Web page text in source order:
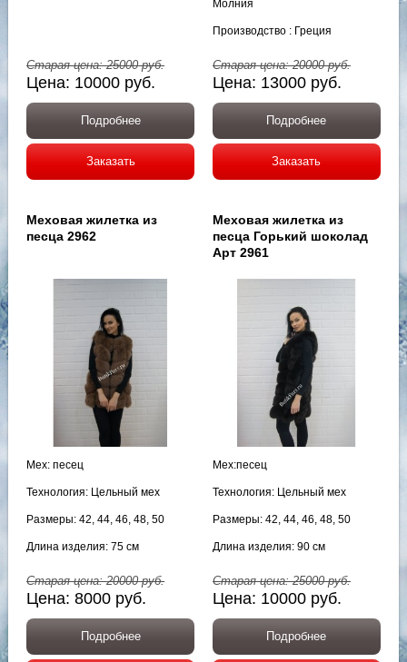
Старая цена:25000руб.
Цена: 10000 руб.
Подробнее
Заказать
Молния
Производство : Греция
Старая цена:20000руб.
Цена: 13000 руб.
Подробнее
Заказать
Меховая жилетка из
песца 2962
Мех: песец
Технология: Цельный мех
Размеры: 42, 44, 46, 48, 50
Длина изделия: 75 см
Старая цена:20000руб.
Цена:8000 руб.
Подробнее
Меховая жилетка из
песца Горький шоколад
Арт 2961
Мех:песец
Технология: Цельный мех
Размеры: 42, 44, 46, 48, 50
Длина изделия: 90 см
Старая цена:25000руб.
Цена: 10000 руб.
Подробнее